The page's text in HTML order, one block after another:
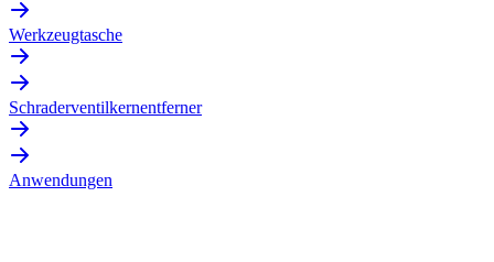
Werkzeugtasche
Schraderventilkernentferner
Anwendungen